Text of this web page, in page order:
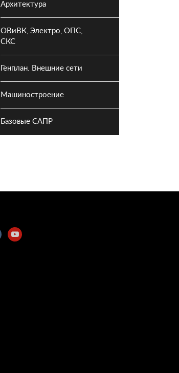
Архитектура
ОВиВК, Электро, ОПС,
СКС
Генплан. Внешние сети
Машиностроение
Базовые САПР